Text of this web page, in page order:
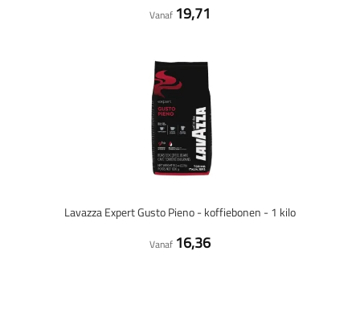
Vanaf 19,71
Lavazza Expert Gusto Pieno - koffiebonen - 1 kilo
Vanaf 16,36